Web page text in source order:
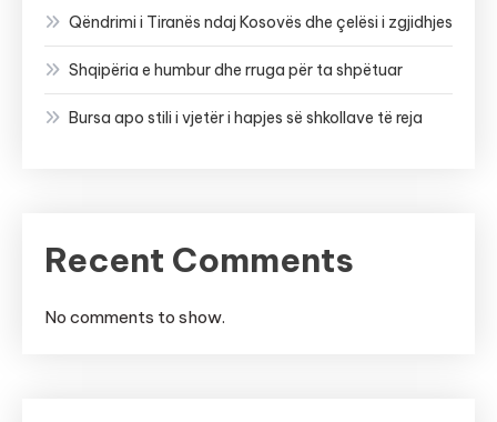
Qëndrimi i Tiranës ndaj Kosovës dhe çelësi i zgjidhjes
Shqipëria e humbur dhe rruga për ta shpëtuar
Bursa apo stili i vjetër i hapjes së shkollave të reja
Recent Comments
No comments to show.